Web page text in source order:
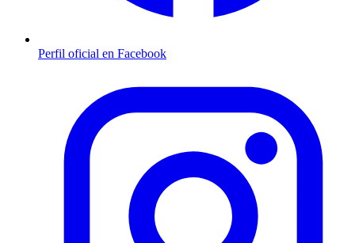
Perfil oficial en Facebook